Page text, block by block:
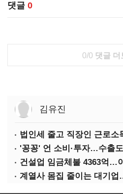
댓글 0
0/0 댓글 더
김유진
'꽁꽁' 언 소비·투자…수출